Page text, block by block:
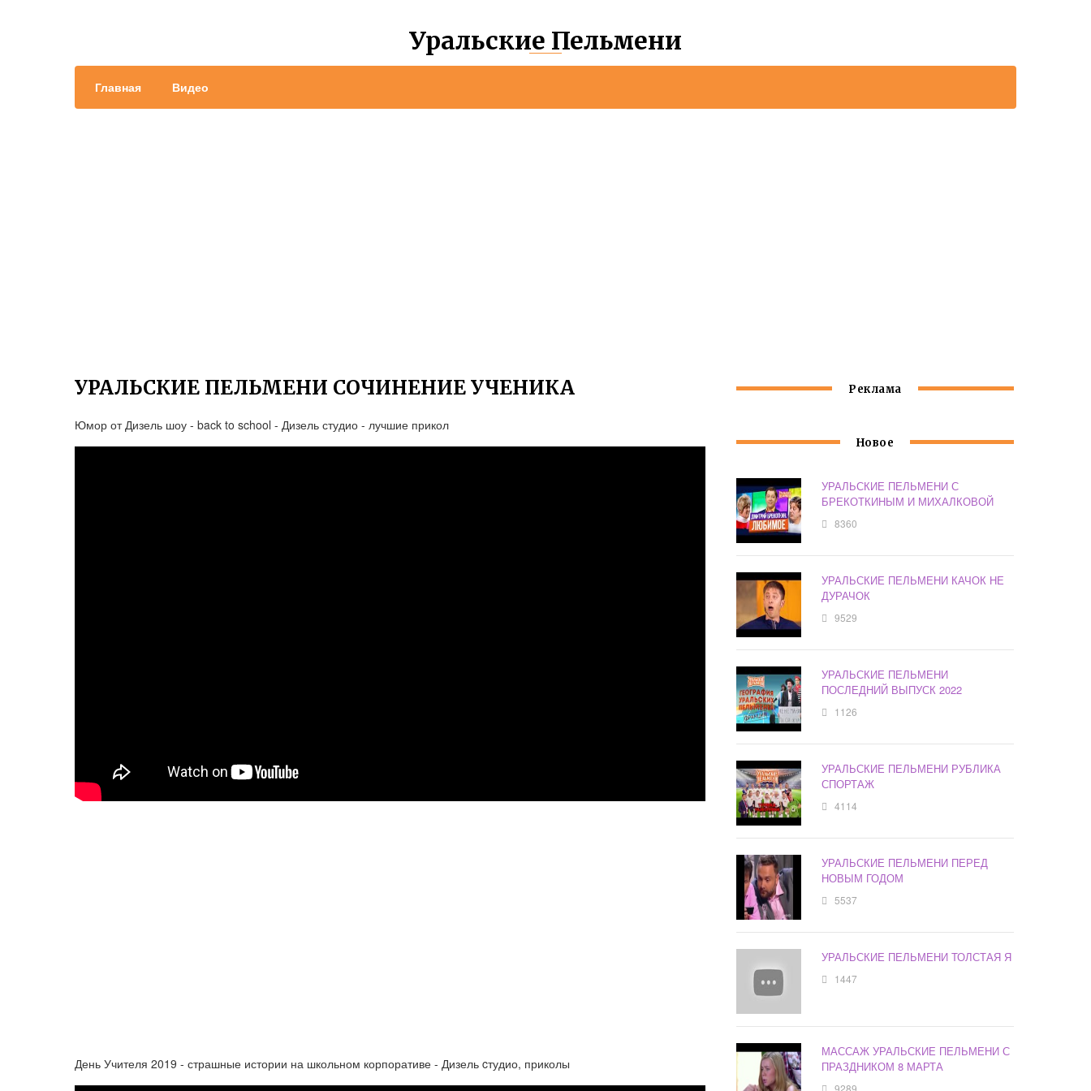
Уральские Пельмени
Главная Видео
УРАЛЬСКИЕ ПЕЛЬМЕНИ СОЧИНЕНИЕ УЧЕНИКА
Юмор от Дизель шоу - back to school - Дизель студио - лучшие прикол
День Учителя 2019 - страшные истории на школьном корпоративе - Дизель cтудио, приколы
Реклама
Новое
УРАЛЬСКИЕ ПЕЛЬМЕНИ С
БРЕКОТКИНЫМ И МИХАЛКОВОЙ
8360
УРАЛЬСКИЕ ПЕЛЬМЕНИ КАЧОК НЕ
ДУРАЧОК
9529
УРАЛЬСКИЕ ПЕЛЬМЕНИ
ПОСЛЕДНИЙ ВЫПУСК 2022
1126
УРАЛЬСКИЕ ПЕЛЬМЕНИ РУБЛИКА
СПОРТАЖ
4114
УРАЛЬСКИЕ ПЕЛЬМЕНИ ПЕРЕД
НОВЫМ ГОДОМ
5537
УРАЛЬСКИЕ ПЕЛЬМЕНИ ТОЛСТАЯ Я
1447
МАССАЖ УРАЛЬСКИЕ ПЕЛЬМЕНИ С
ПРАЗДНИКОМ 8 МАРТА